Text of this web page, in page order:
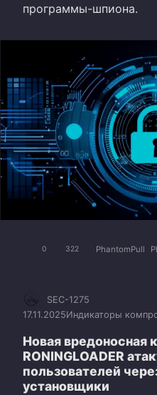
программы-шпиона.
0 322 PhantomPull
SEC-1275
17.11.2025Индикаторы
Новая вредоносная
RONINGLOADER
пользователей
установщики